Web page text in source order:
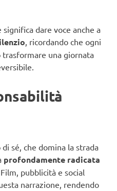
dare voce anche a
, ricordando che ogni
una giornata
sé, che domina la strada
profondamente radicata
pubblicità e social
narrazione, rendendo